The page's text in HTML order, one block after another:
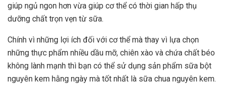
giúp ngủ ngon hơn vừa giúp cơ thể có thời gian hấp thụ
dưỡng chất trọn vẹn từ sữa.
Chính vì những lợi ích đối với cơ thể mà thay vì lựa chọn
những thực phẩm nhiều dầu mỡ, chiên xào và chứa chất béo
không lành mạnh thì bạn có thể sử dụng sản phẩm sữa bột
nguyên kem hằng ngày mà tốt nhất là sữa chua nguyên kem.